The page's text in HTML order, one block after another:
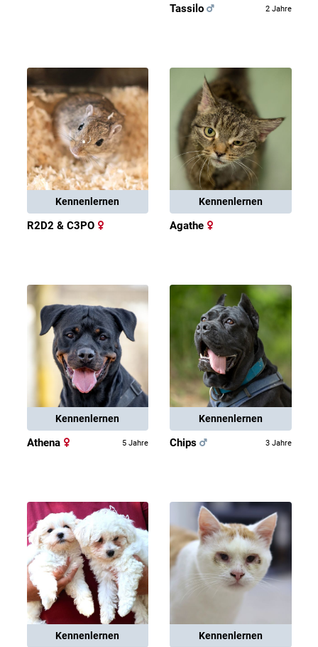
Tassilo 2 Jahre
Kennenlernen
R2D2 & C3PO
Kennenlernen
Agathe
Kennenlernen
Athena 5 Jahre
Kennenlernen
Chips 3 Jahre
Kennenlernen Kennenlernen